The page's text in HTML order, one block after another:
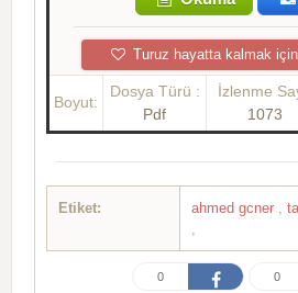
Turuz hayatta kalmak
Boyut:
Dosya Türü :
Pdf
İzlenme
1073
Etiket: ahmed gcner
0 0